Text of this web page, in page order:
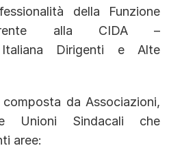
della Funzione
alla CIDA –
Italiana Dirigenti e Alte
da Associazioni,
e Unioni Sindacali che
aree: